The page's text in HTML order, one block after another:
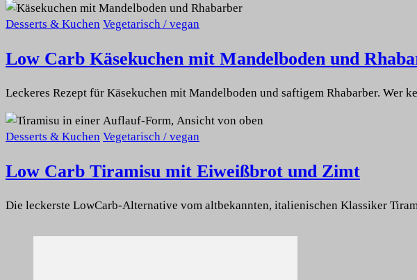
Desserts & Kuchen Vegetarisch / vegan
Low Carb Käsekuchen mit Mandelboden und
Leckeres Rezept für Käsekuchen mit Mandelboden und saftigem Rhabarber. Wer
Desserts & Kuchen Vegetarisch / vegan
Low Carb Tiramisu mit Eiweißbrot und Zimt
Die leckerste LowCarb-Alternative vom altbekannten, italienischen Klassiker